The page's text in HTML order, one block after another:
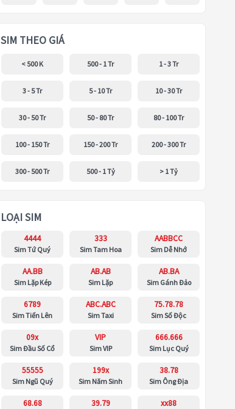
SIM THEO GIÁ
< 500 K 500 - 1 Tr 1 - 3 Tr
3 - 5 Tr 5 - 10 Tr 10 - 30 Tr
30 - 50 Tr 50 - 80 Tr 80 - 100 Tr
100 - 150 Tr 150 - 200 Tr 200 - 300 Tr
300 - 500 Tr 500 - 1 Tỷ > 1 Tỷ
LOẠI SIM
4444
Sim Tứ Quý
333
Sim Tam Hoa
AABBCC
Sim Dễ Nhớ
AA.BB
Sim Lặp Kép
AB.AB
Sim Lặp
AB.BA
Sim Gánh Đảo
6789
Sim Tiến Lên
ABC.ABC
Sim Taxi
75.78.78
Sim Số Độc
09x
Sim Đầu Số Cổ
VIP
Sim VIP
666.666
Sim Lục Quý
55555
Sim Ngũ Quý
199x
Sim Năm Sinh
38.78
Sim Ông Địa
68.68 39.79 xx88